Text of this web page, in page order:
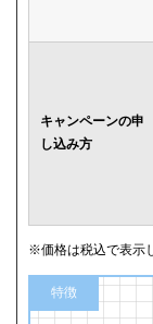
キャンペーンの申
し込み方
※価格は税込で表示
特徴